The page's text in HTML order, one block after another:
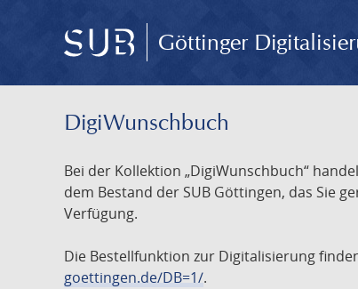
Göttinger
DigiWunschbuch
Bei der Kollektion „DigiWunschbuch“
dem Bestand der SUB Göttingen, das Sie
Verfügung.
Die Bestellfunktion zur Digitalisierung
goettingen.de/DB=1/.